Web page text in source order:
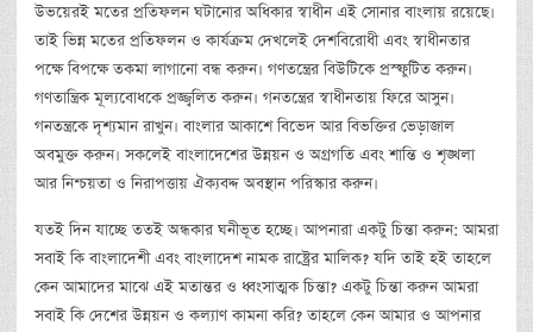
উভয়েরই মতের প্রতিফলন ঘটানোর অধিকার স্বাধীন এই সোনার বাংলায় রয়েছে।
তাই ভিন্ন মতের প্রতিফলন ও কার্যক্রম দেখলেই দেশবিরোধী এবং স্বাধীনতার
পক্ষে বিপক্ষে তকমা লাগানো বন্ধ করুন। গণতন্ত্রের বিউটিকে প্রস্ফুটিত করুন।
গণতান্ত্রিক মূল্যবোধকে প্রজ্জ্বলিত করুন। গনতন্ত্রের স্বাধীনতায় ফিরে আসুন।
গনতন্ত্রকে দৃশ্যমান রাখুন। বাংলার আকাশে বিভেদ আর বিভক্তির ভেড়াজাল
অবমুক্ত করুন। সকলেই বাংলাদেশের উন্নয়ন ও অগ্রগতি এবং শান্তি ও শৃঙ্খলা
আর নিশ্চয়তা ও নিরাপত্তায় ঐক্যবদ্দ অবস্থান পরিস্কার করুন।
যতই দিন যাচ্ছে ততই অন্ধকার ঘনীভূত হচ্ছে। আপনারা একটু চিন্তা করুন: আমরা
সবাই কি বাংলাদেশী এবং বাংলাদেশ নামক রাষ্ট্রের মালিক? যদি তাই হই তাহলে
কেন আমাদের মাঝে এই মতান্তর ও ধ্বংসাত্মক চিন্তা? একটু চিন্তা করুন আমরা
সবাই কি দেশের উন্নয়ন ও কল্যাণ কামনা করি? তাহলে কেন আমার ও আপনার